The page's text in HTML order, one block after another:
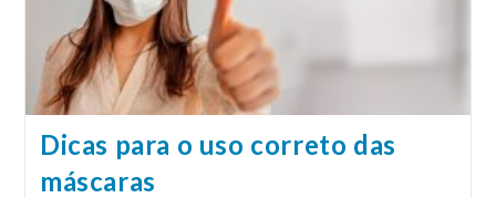
Dicas para o uso correto das
máscaras